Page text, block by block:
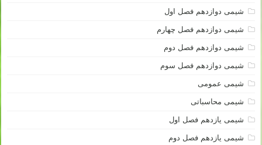
شیمی دوازدهم فصل اول
شیمی دوازدهم فصل چهارم
شیمی دوازدهم فصل دوم
شیمی دوازدهم فصل سوم
شیمی عمومی
شیمی محاسباتی
شیمی یازدهم فصل اول
شیمی یازدهم فصل دوم